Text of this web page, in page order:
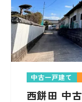
中古一戸建て
西餅田 中